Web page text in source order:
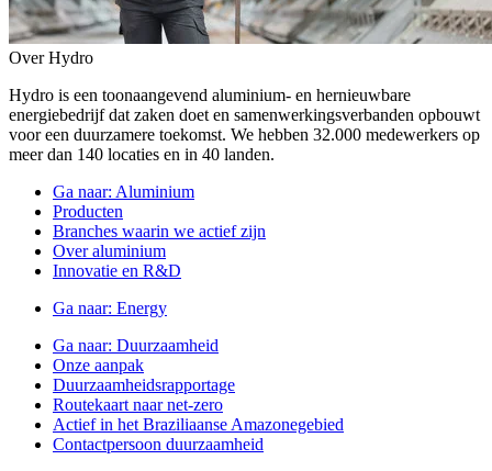
Over Hydro
Hydro is een toonaangevend aluminium- en hernieuwbare
energiebedrijf dat zaken doet en samenwerkingsverbanden opbouwt
voor een duurzamere toekomst. We hebben 32.000 medewerkers op
meer dan 140 locaties en in 40 landen.
Ga naar: Aluminium
Producten
Branches waarin we actief zijn
Over aluminium
Innovatie en R&D
Ga naar: Energy
Ga naar: Duurzaamheid
Onze aanpak
Duurzaamheidsrapportage
Routekaart naar net-zero
Actief in het Braziliaanse Amazonegebied
Contactpersoon duurzaamheid